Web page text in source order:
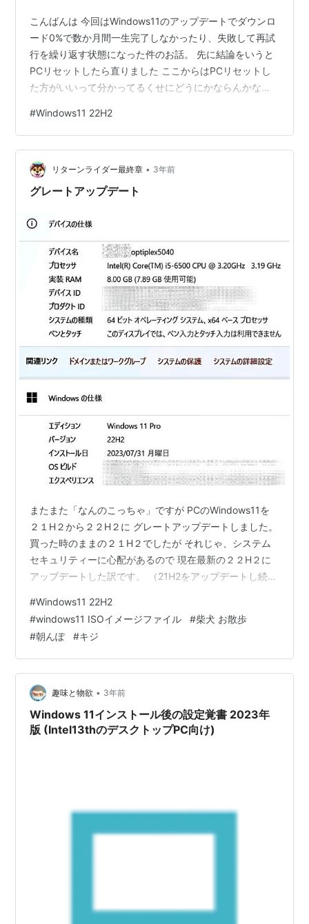
こんばんは 今回はWindows11のアップデートでダウンロ
ード0%で数か月間一生完了しなかったり、失敗して再試
行を繰り返す状態になった件のお話。 先に結論をいうと
PCリセットしたら直りました ここからはPCリセットし
た方がいいって分かってるくせにどうにかならんかなっ
起動やシャットダウンを行ったときにずっとこの画面で
動かないっていう… 記事にする気はなかったのでスクシ
ョが余り残ってないんですが 番号は残っててまずはこい
つとか KB5026372KB5028185KB5028254 この写真の
とこにずーーーーーーーっと0%で佇んでいてシャット
#Windows11 22H2
リターンライダー最終章 • 3年前
グレートアップデート
またまた「なんのこっちゃ」ですが PCのWindows11を
２１H２から２２H２に グレートアップデートしました。
買った時のままの２１H２でしたが それじゃ、システム
セキュリティーに心配があるので 現在最新の２２H２に
アップデートした訳です。 （21H2をアップデートし続け
Windows Updateで出来るんじゃ？ いえいえ・・・ 私の
PC（＝DELL Optiplex5040）は古くて そもそも
Windows11の適用対象外なので ２１H２→２２H２の
Updateは通知されません。 （マイクロソフトさん的には
不当行為かも？） なので、自分…
#Windows11 22H2
#windows11 ISOイメージファイル #柴犬 お散歩
#朝んぽ #キジ
趣味と物欲 • 3年前
Windows 11インストール後の設定覚書 2023年
版 (Intel13thのデスクトップPC向け)